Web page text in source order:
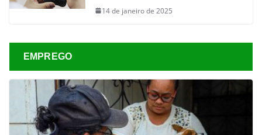
14 de janeiro de 2025
EMPREGO